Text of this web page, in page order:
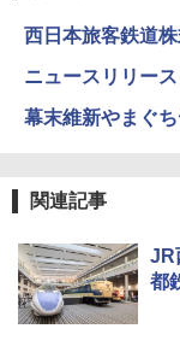
西日本旅客鉄道
ニュースリリース
幕末維新やまぐ
関連記事
JR
都